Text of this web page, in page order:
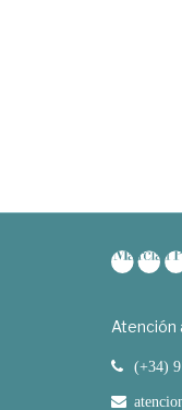
Atención
(+34)